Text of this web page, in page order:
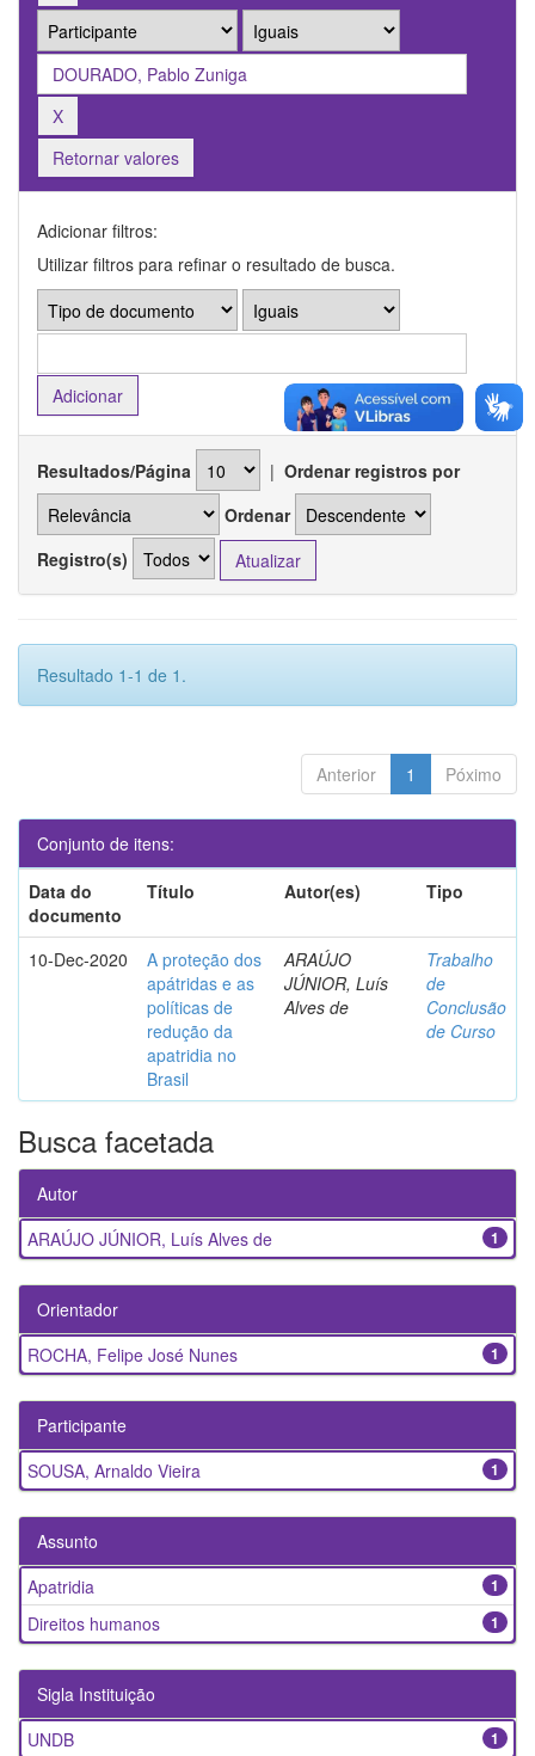
Retornar valores
Adicionar filtros:
Utilizar filtros para refinar o resultado de busca.
Resultados/Página | Ordenar registros por
Ordenar
Registro(s)
Resultado 1-1 de 1.
Anterior 1 Póximo
Conjunto de itens:
Data do
documento
Título Autor(es) Tipo
10-Dec-2020
A proteção dos
apátridas e as
políticas de
redução da
apatridia no
Brasil
ARAÚJO
JÚNIOR, Luís
Alves de
Trabalho
de
Conclusão
de Curso
Busca facetada
Autor
1
ARAÚJO JÚNIOR, Luís Alves de
Orientador
1
ROCHA, Felipe José Nunes
Participante
1
SOUSA, Arnaldo Vieira
Assunto
1
Apatridia
1
Direitos humanos
Sigla Instituição
1
UNDB